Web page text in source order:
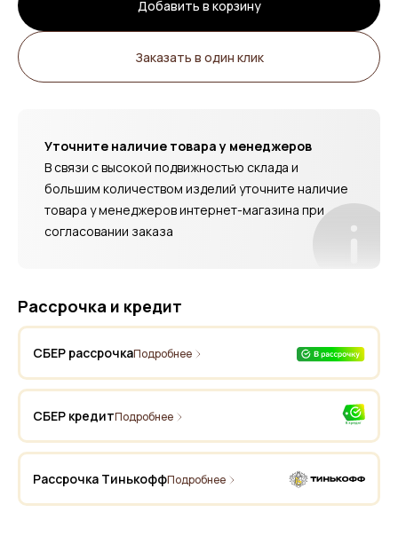
Добавить в корзину
Заказать в один клик
Уточните наличие товара у менеджеров
В связи с высокой подвижностью склада и
большим количеством изделий уточните наличие
товара у менеджеров интернет-магазина при
согласовании заказа
Рассрочка и кредит
СБЕР рассрочкаПодробнее
СБЕР кредитПодробнее
Рассрочка ТинькоффПодробнее